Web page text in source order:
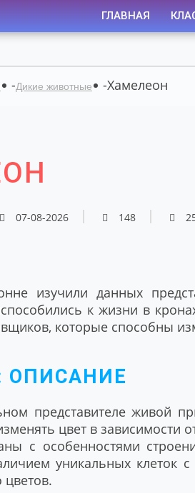
ГЛАВНАЯ
Портал
-Дикие животные -Хамелеон
07-08-2026 148
изучили данных
к жизни в
которые способны
ОПИСАНИЕ
представителе живой
цвет в зависимости
с особенностями
уникальных клеток
цветов.